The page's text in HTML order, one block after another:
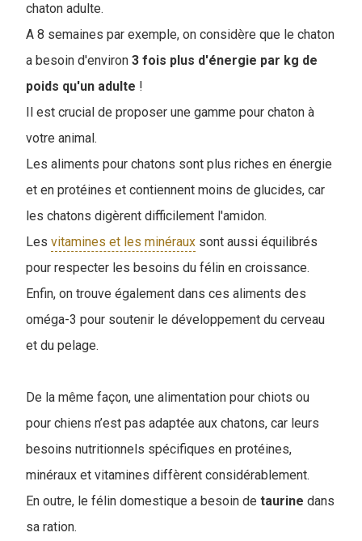
chaton adulte.
A 8 semaines par exemple, on considère que le chaton
a besoin d'environ 3 fois plus d'énergie par kg de
poids qu'un adulte !
Il est crucial de proposer une gamme pour chaton à
votre animal.
Les aliments pour chatons sont plus riches en énergie
et en protéines et contiennent moins de glucides, car
les chatons digèrent difficilement l'amidon.
Les vitamines et les minéraux sont aussi équilibrés
pour respecter les besoins du félin en croissance.
Enfin, on trouve également dans ces aliments des
oméga-3 pour soutenir le développement du cerveau
et du pelage.
De la même façon, une alimentation pour chiots ou
pour chiens n’est pas adaptée aux chatons, car leurs
besoins nutritionnels spécifiques en protéines,
minéraux et vitamines diffèrent considérablement.
En outre, le félin domestique a besoin de taurine dans
sa ration.